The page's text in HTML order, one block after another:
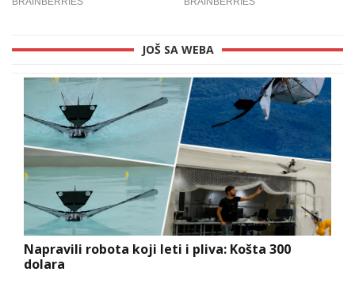
JOŠ SA WEBA
Napravili robota koji leti i pliva: Košta 300
dolara